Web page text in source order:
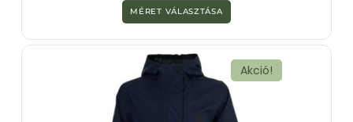
5
-
b
ő
l
MÉRET VÁLASZTÁSA
Akció!